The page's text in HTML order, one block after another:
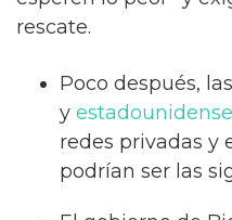
rescate.
Poco después,
y
redes privadas y
podrían ser las